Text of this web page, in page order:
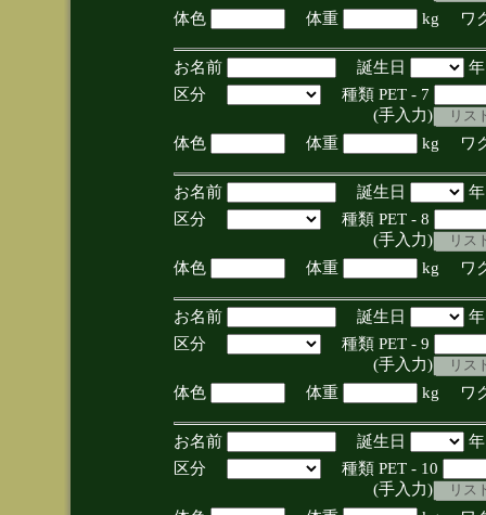
体色
体重 kg ワ
お名前 誕生日
区分
種類 PET - 7
(手入力)
体色
体重 kg ワ
お名前 誕生日
区分
種類 PET - 8
(手入力)
体色
体重 kg ワ
お名前 誕生日
区分
種類 PET - 9
(手入力)
体色
体重 kg ワ
お名前 誕生日
区分
種類 PET - 10
(手入力)